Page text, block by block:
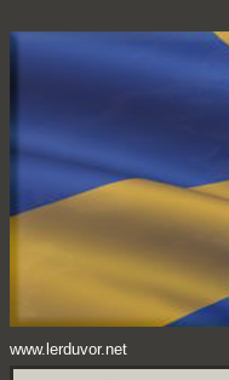
www.lerduvor.net